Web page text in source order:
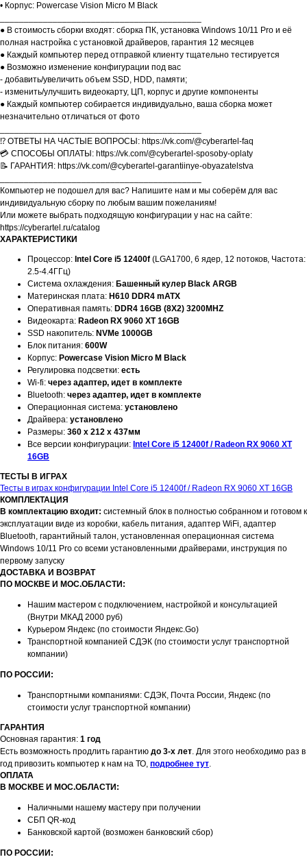
• Корпус: Powercase Vision Micro M Black
● В стоимость сборки входят: сборка ПК, установка Windows 10/11 Pro и её
полная настройка с установкой драйверов, гарантия 12 месяцев
● Каждый компьютер перед отправкой клиенту тщательно тестируется
● Возможно изменение конфигурации под вас
- добавить/увеличить объем SSD, HDD, памяти;
- изменить/улучшить видеокарту, ЦП, корпус и другие компоненты
● Каждый компьютер собирается индивидуально, ваша сборка может
незначительно отличаться от фото
⁉️ ОТВЕТЫ НА ЧАСТЫЕ ВОПРОСЫ: https://vk.com/@cyberartel-faq
💳 СПОСОБЫ ОПЛАТЫ: https://vk.com/@cyberartel-sposoby-oplaty
📝 ГАРАНТИЯ: https://vk.com/@cyberartel-garantiinye-obyazatelstva
Компьютер не подошел для вас? Напишите нам и мы соберём для вас
индивидуальную сборку по любым вашим пожеланиям!
Или можете выбрать подходящую конфигурации у нас на сайте:
https://cyberartel.ru/catalog
ХАРАКТЕРИСТИКИ
Процессор: Intel Core i5 12400f (LGA1700, 6 ядер, 12 потоков, Частота:
2.5-4.4ГГц)
Система охлаждения: Башенный кулер Black ARGB
Материнская плата: H610 DDR4 mATX
Оперативная память: DDR4 16GB (8X2) 3200MHZ
Видеокарта: Radeon RX 9060 XT 16GB
SSD накопитель: NVMe 1000GB
Блок питания: 600W
Корпус: Powercase Vision Micro M Black
Регулировка подсветки: есть
Wi-fi: через адаптер, идет в комплекте
Bluetooth: через адаптер, идет в комплекте
Операционная система: установлено
Драйвера: установлено
Размеры: 360 x 212 x 437мм
Все версии конфигурации: Intel Core i5 12400f / Radeon RX 9060 XT
16GB
ТЕСТЫ В ИГРАХ
Тесты в играх конфигурации Intel Core i5 12400f / Radeon RX 9060 XT 16GB
КОМПЛЕКТАЦИЯ
В комплектацию входит: системный блок в полностью собранном и готовом к
эксплуатации виде из коробки, кабель питания, адаптер WiFi, адаптер
Bluetooth, гарантийный талон, установленная операционная система
Windows 10/11 Pro со всеми установленными драйверами, инструкция по
первому запуску
ДОСТАВКА И ВОЗВРАТ
ПО МОСКВЕ И МОС.ОБЛАСТИ:
Нашим мастером с подключением, настройкой и консультацией
(Внутри МКАД 2000 руб)
Курьером Яндекс (по стоимости Яндекс.Go)
Транспортной компанией СДЭК (по стоимости услуг транспортной
компании)
ПО РОССИИ:
Транспортными компаниями: СДЭК, Почта России, Яндекс (по
стоимости услуг транспортной компании)
ГАРАНТИЯ
Основная гарантия: 1 год
Есть возможность продлить гарантию до 3-х лет. Для этого необходимо раз в
год привозить компьютер к нам на ТО, подробнее тут.
ОПЛАТА
В МОСКВЕ И МОС.ОБЛАСТИ:
Наличными нашему мастеру при получении
СБП QR-код
Банковской картой (возможен банковский сбор)
ПО РОССИИ: